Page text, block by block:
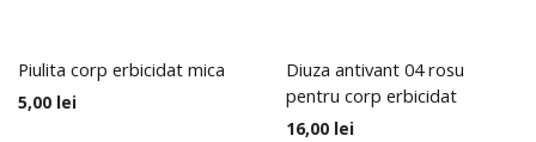
Piulita corp erbicidat mica
5,00 lei
Diuza antivant 04 rosu
pentru corp erbicidat
16,00 lei